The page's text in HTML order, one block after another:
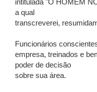
intitulada "O HOMEM
a qual
transcreverei,
Funcionários
empresa, treinados e
poder de decisão
sobre sua área.